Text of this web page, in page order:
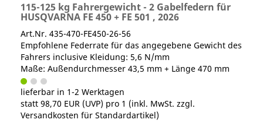
115-125 kg Fahrergewicht - 2 Gabelfedern für
HUSQVARNA FE 450 + FE 501 , 2026
Art.Nr. 435-470-FE450-26-56
Empfohlene Federrate für das angegebene Gewicht des
Fahrers inclusive Kleidung: 5,6 N/mm
Maße: Außendurchmesser 43,5 mm + Länge 470 mm
lieferbar in 1-2 Werktagen
statt 98,70 EUR (UVP) pro 1 (inkl. MwSt. zzgl.
Versandkosten für Standardartikel)